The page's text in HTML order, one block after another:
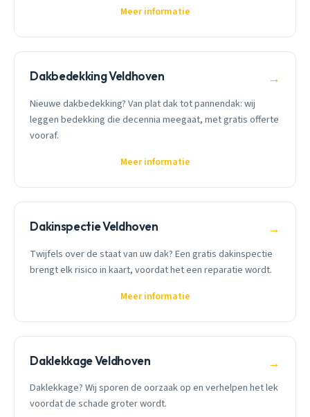
Meer informatie
Dakbedekking Veldhoven →
Nieuwe dakbedekking? Van plat dak tot pannendak: wij
leggen bedekking die decennia meegaat, met gratis offerte
vooraf.
Meer informatie
Dakinspectie Veldhoven →
Twijfels over de staat van uw dak? Een gratis dakinspectie
brengt elk risico in kaart, voordat het een reparatie wordt.
Meer informatie
Daklekkage Veldhoven →
Daklekkage? Wij sporen de oorzaak op en verhelpen het lek
voordat de schade groter wordt.